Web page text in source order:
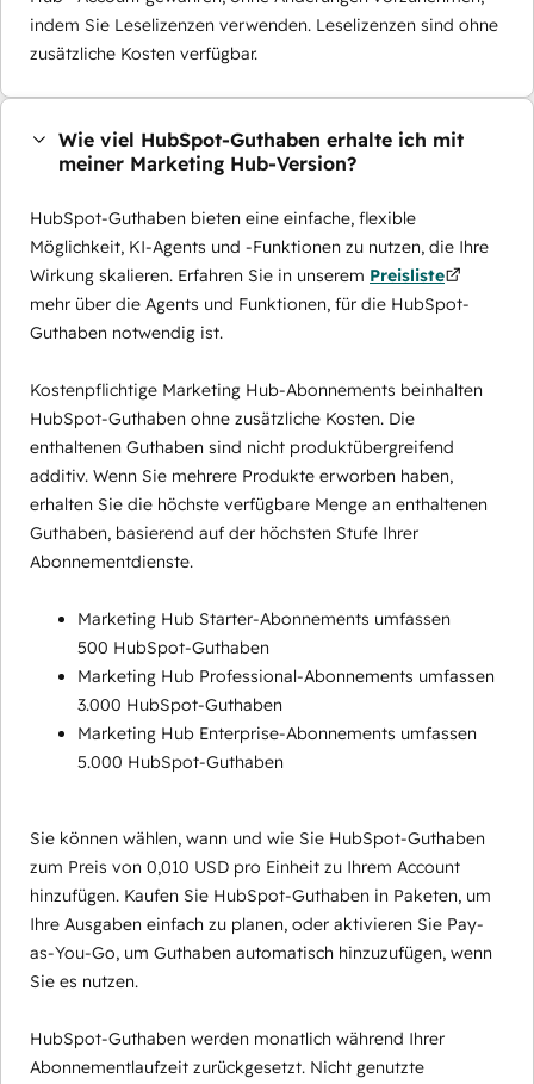
indem Sie Leselizenzen verwenden. Leselizenzen sind ohne
zusätzliche Kosten verfügbar.
Wie viel HubSpot-Guthaben erhalte ich mit
meiner Marketing Hub-Version?
HubSpot-Guthaben bieten eine einfache, flexible
Möglichkeit, KI-Agents und -Funktionen zu nutzen, die Ihre
Wirkung skalieren. Erfahren Sie in unserem Preisliste
mehr über die Agents und Funktionen, für die HubSpot-
Guthaben notwendig ist.
Kostenpflichtige Marketing Hub-Abonnements beinhalten
HubSpot-Guthaben ohne zusätzliche Kosten. Die
enthaltenen Guthaben sind nicht produktübergreifend
additiv. Wenn Sie mehrere Produkte erworben haben,
erhalten Sie die höchste verfügbare Menge an enthaltenen
Guthaben, basierend auf der höchsten Stufe Ihrer
Abonnementdienste.
Marketing Hub Starter-Abonnements umfassen
500 HubSpot-Guthaben
Marketing Hub Professional-Abonnements umfassen
3.000 HubSpot-Guthaben
Marketing Hub Enterprise-Abonnements umfassen
5.000 HubSpot-Guthaben
Sie können wählen, wann und wie Sie HubSpot-Guthaben
zum Preis von 0,010 USD pro Einheit zu Ihrem Account
hinzufügen. Kaufen Sie HubSpot-Guthaben in Paketen, um
Ihre Ausgaben einfach zu planen, oder aktivieren Sie Pay-
as-You-Go, um Guthaben automatisch hinzuzufügen, wenn
Sie es nutzen.
HubSpot-Guthaben werden monatlich während Ihrer
Abonnementlaufzeit zurückgesetzt. Nicht genutzte